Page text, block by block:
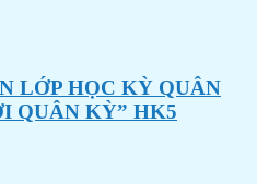
LỚP HỌC KỲ QUÂN
QUÂN KỲ” HK5